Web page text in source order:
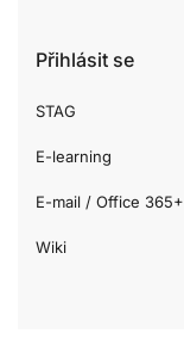
Přihlásit se
STAG
E-learning
E-mail / Office 365+
Wiki